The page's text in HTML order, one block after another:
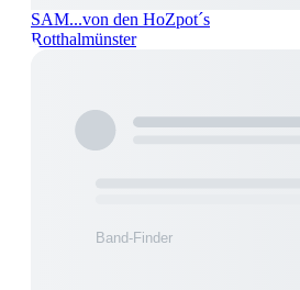
SAM...von den HoZpot´s
Rotthalmünster